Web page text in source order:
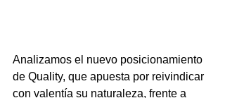
Analizamos el nuevo posicionamiento
de Quality, que apuesta por reivindicar
con valentía su naturaleza, frente a